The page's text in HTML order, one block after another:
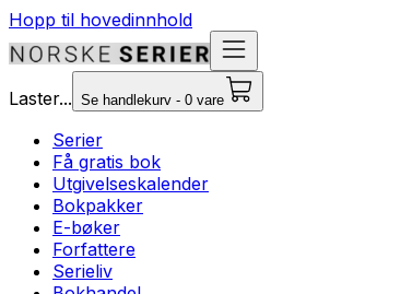
Hopp til hovedinnhold
Laster... Se handlekurv - 0 vare
Serier
Få gratis bok
Utgivelseskalender
Bokpakker
E-bøker
Forfattere
Serieliv